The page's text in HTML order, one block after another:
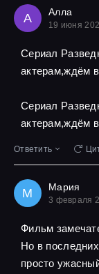
А Алла
19 июня
Сериал
актерам,ждём
Сериал
актерам,ждём
Ответить
М Мария
3 февраля
Фильм
Но в
просто